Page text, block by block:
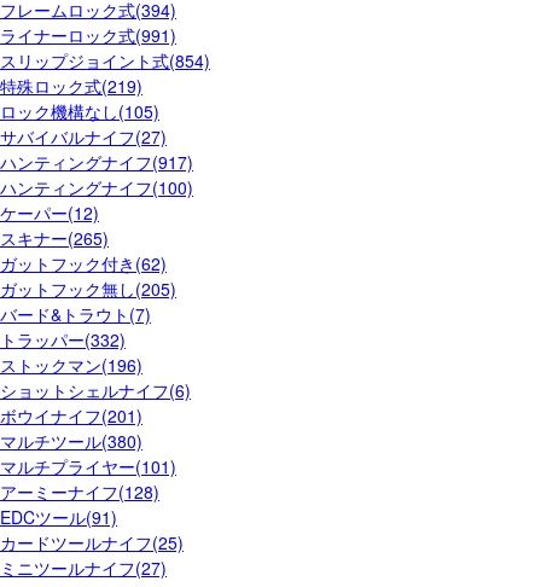
フレームロック式(394)
ライナーロック式(991)
スリップジョイント式(854)
特殊ロック式(219)
ロック機構なし(105)
サバイバルナイフ(27)
ハンティングナイフ(917)
ハンティングナイフ(100)
ケーパー(12)
スキナー(265)
ガットフック付き(62)
ガットフック無し(205)
バード&トラウト(7)
トラッパー(332)
ストックマン(196)
ショットシェルナイフ(6)
ボウイナイフ(201)
マルチツール(380)
マルチプライヤー(101)
アーミーナイフ(128)
EDCツール(91)
カードツールナイフ(25)
ミニツールナイフ(27)